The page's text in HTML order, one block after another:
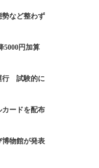
など整わず
5000円加算
行 試験的に
ードを配布
物館が発表